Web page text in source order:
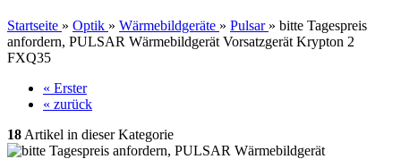
Startseite » Optik » Wärmebildgeräte » Pulsar » bitte Tagespreis
anfordern, PULSAR Wärmebildgerät Vorsatzgerät Krypton 2
FXQ35
« Erster
« zurück
18 Artikel in dieser Kategorie